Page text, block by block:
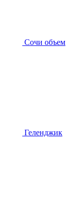
Сочи объем
Геленджик